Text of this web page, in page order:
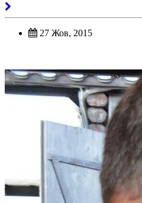
27 Жов, 2015